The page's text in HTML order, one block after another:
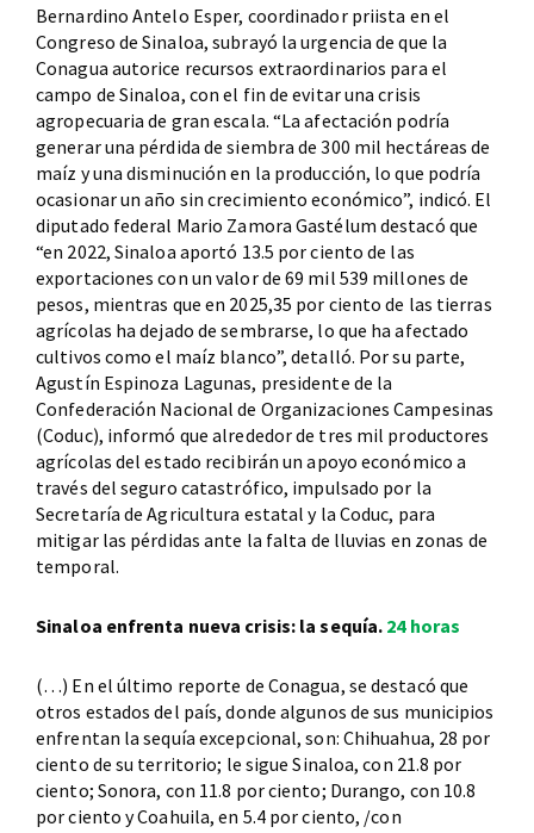
Bernardino Antelo Esper, coordinador priista en el
Congreso de Sinaloa, subrayó la urgencia de que la
Conagua autorice recursos extraordinarios para el
campo de Sinaloa, con el fin de evitar una crisis
agropecuaria de gran escala. “La afectación podría
generar una pérdida de siembra de 300 mil hectáreas de
maíz y una disminución en la producción, lo que podría
ocasionar un año sin crecimiento económico”, indicó. El
diputado federal Mario Zamora Gastélum destacó que
“en 2022, Sinaloa aportó 13.5 por ciento de las
exportaciones con un valor de 69 mil 539 millones de
pesos, mientras que en 2025,35 por ciento de las tierras
agrícolas ha dejado de sembrarse, lo que ha afectado
cultivos como el maíz blanco”, detalló. Por su parte,
Agustín Espinoza Lagunas, presidente de la
Confederación Nacional de Organizaciones Campesinas
(Coduc), informó que alrededor de tres mil productores
agrícolas del estado recibirán un apoyo económico a
través del seguro catastrófico, impulsado por la
Secretaría de Agricultura estatal y la Coduc, para
mitigar las pérdidas ante la falta de lluvias en zonas de
temporal.
Sinaloa enfrenta nueva crisis: la sequía. 24 horas
(…) En el último reporte de Conagua, se destacó que
otros estados del país, donde algunos de sus municipios
enfrentan la sequía excepcional, son: Chihuahua, 28 por
ciento de su territorio; le sigue Sinaloa, con 21.8 por
ciento; Sonora, con 11.8 por ciento; Durango, con 10.8
por ciento y Coahuila, en 5.4 por ciento, /con